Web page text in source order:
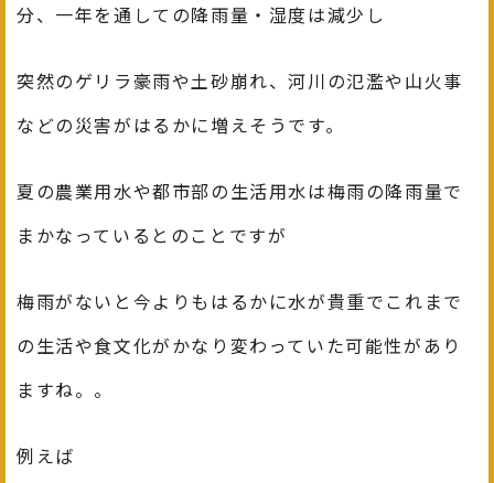
分、一年を通しての降雨量・湿度は減少し
突然のゲリラ豪雨や土砂崩れ、河川の氾濫や山火事
などの災害がはるかに増えそうです。
夏の農業用水や都市部の生活用水は梅雨の降雨量で
まかなっているとのことですが
梅雨がないと今よりもはるかに水が貴重でこれまで
の生活や食文化がかなり変わっていた可能性があり
ますね。。
例えば